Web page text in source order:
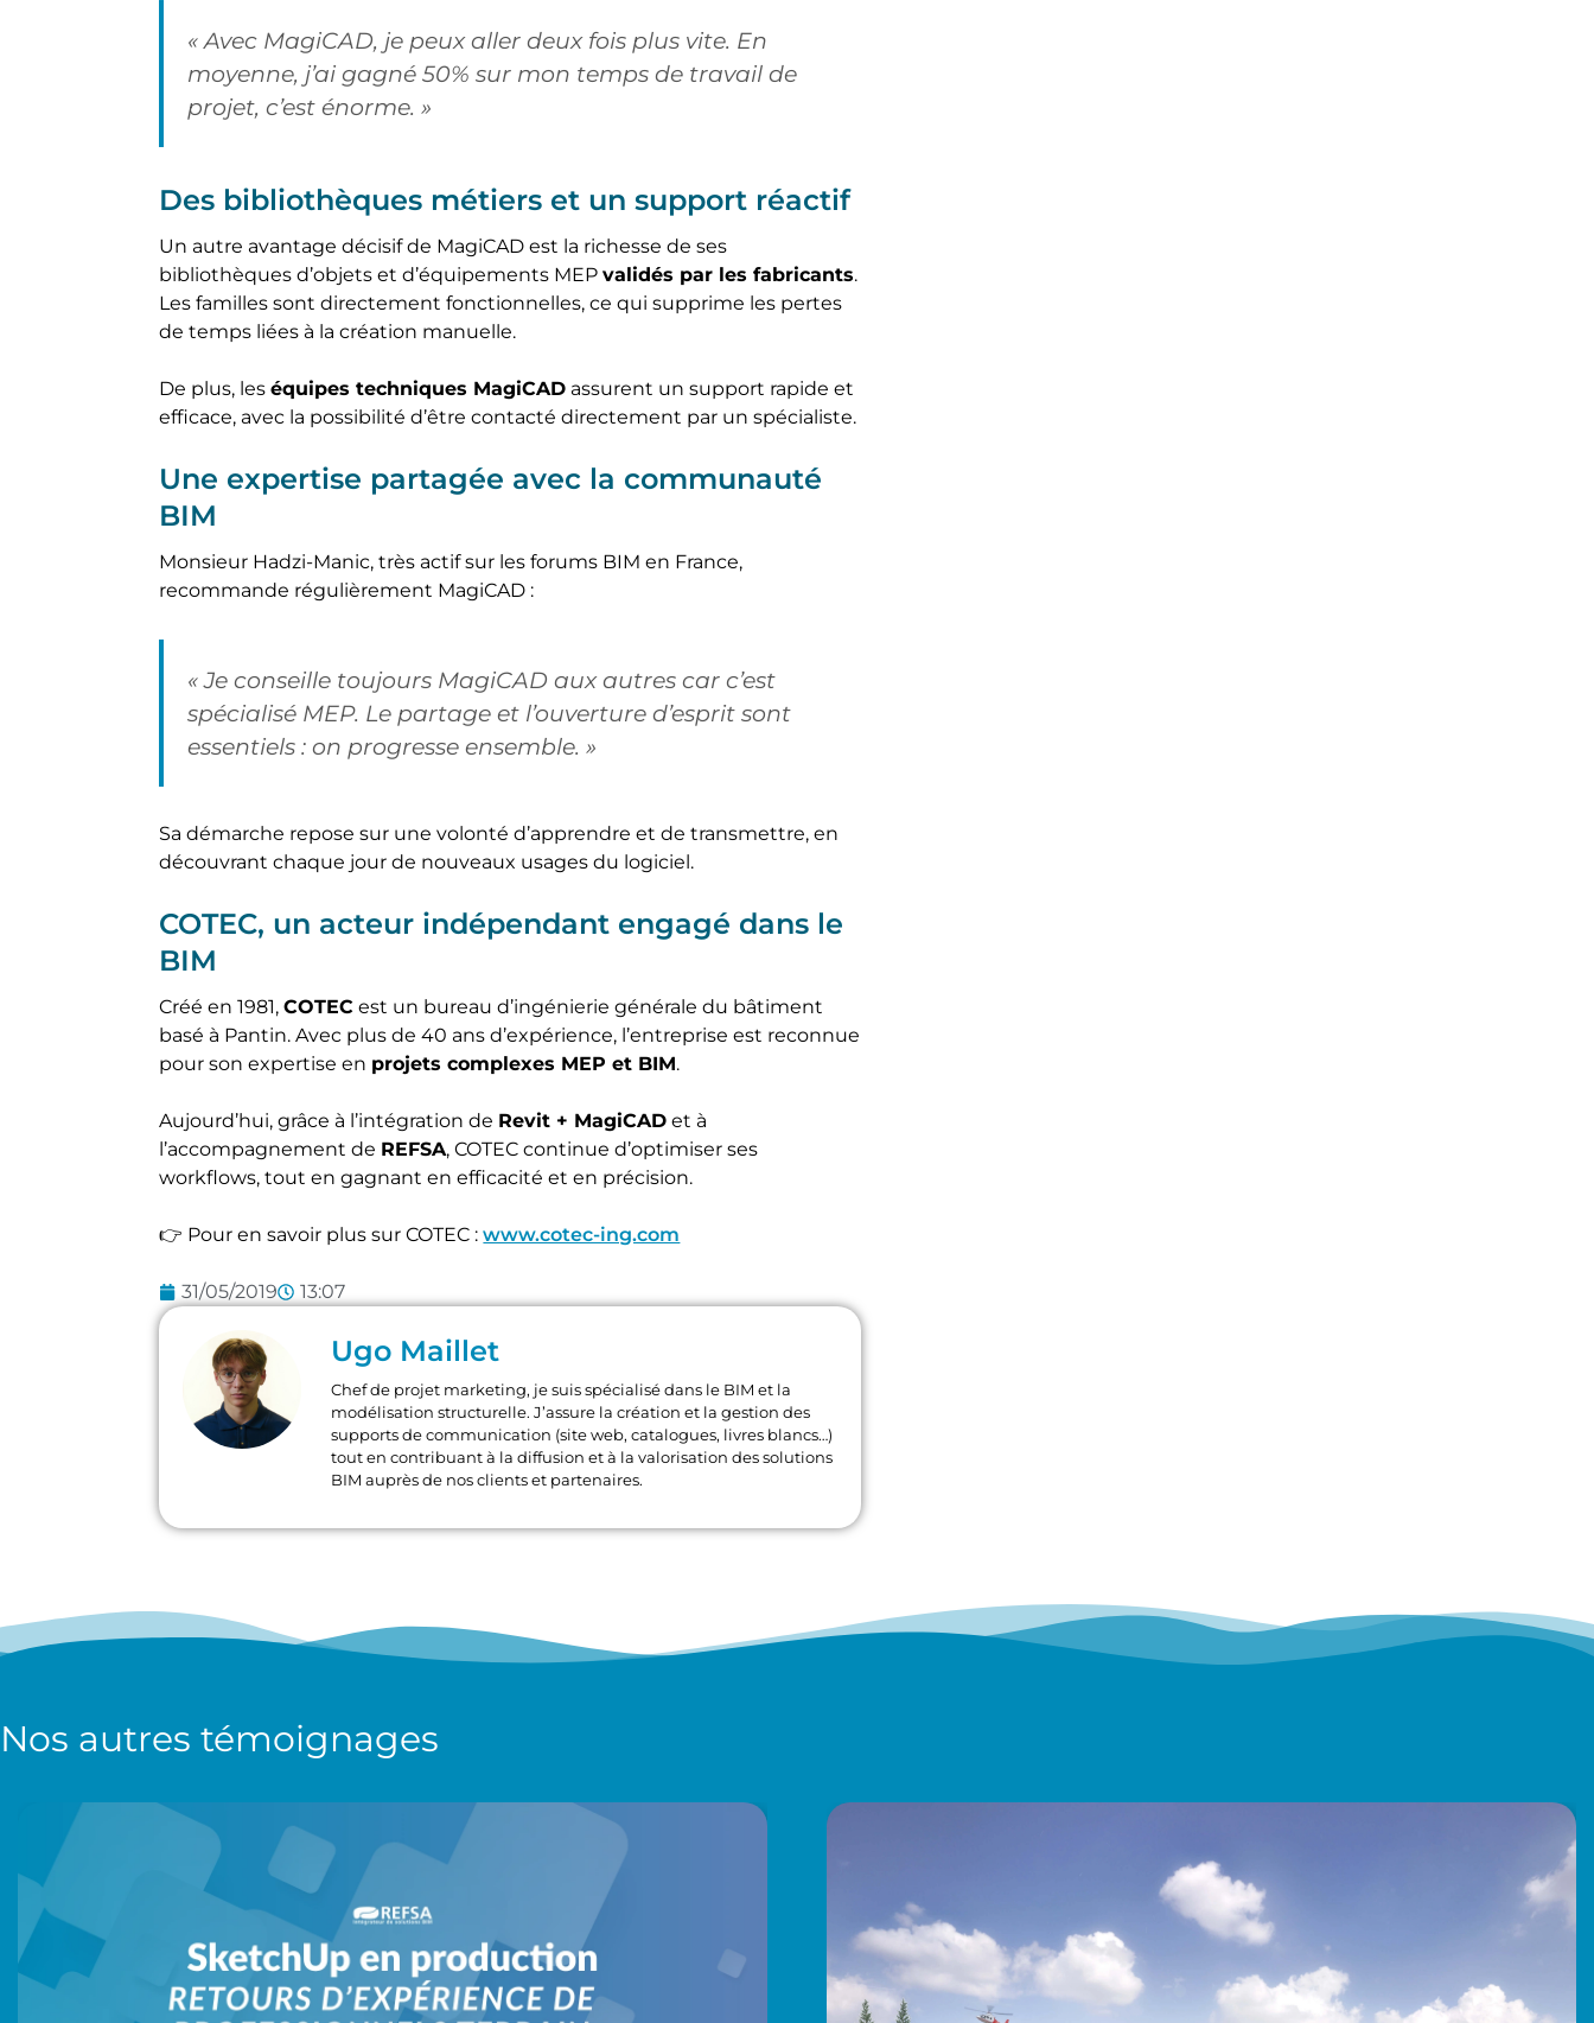
« Avec MagiCAD, je peux aller deux fois plus vite. En
moyenne, j’ai gagné 50% sur mon temps de travail de
projet, c’est énorme. »
Des bibliothèques métiers et un support réactif
Un autre avantage décisif de MagiCAD est la richesse de ses
bibliothèques d’objets et d’équipements MEPvalidés par les fabricants.
Les familles sont directement fonctionnelles, ce qui supprime les pertes
de temps liées à la création manuelle.
De plus, leséquipes techniques MagiCAD assurent un support rapide et
efficace, avec la possibilité d’être contacté directement par un spécialiste.
Une expertise partagée avec la communauté
BIM
Monsieur Hadzi-Manic, très actif sur les forums BIM en France,
recommande régulièrement MagiCAD :
« Je conseille toujours MagiCAD aux autres car c’est
spécialisé MEP. Le partage et l’ouverture d’esprit sont
essentiels : on progresse ensemble. »
Sa démarche repose sur une volonté d’apprendre et de transmettre, en
découvrant chaque jour de nouveaux usages du logiciel.
COTEC, un acteur indépendant engagé dans le
BIM
Créé en 1981,COTEC est un bureau d’ingénierie générale du bâtiment
basé à Pantin. Avec plus de 40 ans d’expérience, l’entreprise est reconnue
pour son expertise en projets complexes MEP et BIM.
Aujourd’hui, grâce à l’intégration de Revit + MagiCAD et à
l’accompagnement de REFSA, COTEC continue d’optimiser ses
workflows, tout en gagnant en efficacité et en précision.
👉 Pour en savoir plus sur COTEC :www.cotec-ing.com
31/05/2019 13:07
Ugo Maillet
Chef de projet marketing, je suis spécialisé dans le BIM et la
modélisation structurelle. J’assure la création et la gestion des
supports de communication (site web, catalogues, livres blancs…)
tout en contribuant à la diffusion et à la valorisation des solutions
BIM auprès de nos clients et partenaires.
Nos autres témoignages